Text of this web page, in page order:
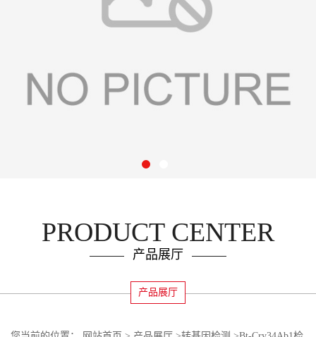
PRODUCT CENTER
产品展厅
产品展厅